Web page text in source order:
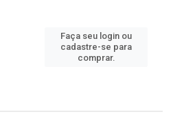
Faça seu login ou
cadastre-se para
comprar.